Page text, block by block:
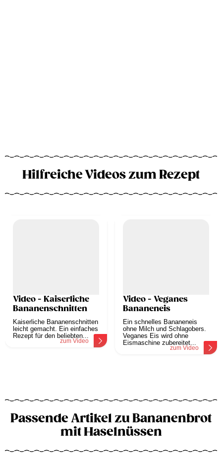
Hilfreiche Videos zum Rezept
Video - Kaiserliche
Bananenschnitten
Kaiserliche Bananenschnitten
leicht gemacht. Ein einfaches
Rezept für den beliebten...
zum Video
Video - Veganes
Bananeneis
Ein schnelles Bananeneis
ohne Milch und Schlagobers.
Veganes Eis wird ohne
Eismaschine zubereitet...
zum Video
Passende Artikel zu Bananenbrot
mit Haselnüssen